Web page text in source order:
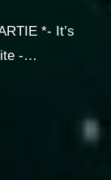
*- It’s
-…